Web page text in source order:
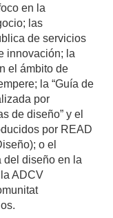
en la
las
de servicios
innovación; la
el ámbito de
la “Guía de
por
de diseño” y el
por READ
o el
del diseño en la
ADCV